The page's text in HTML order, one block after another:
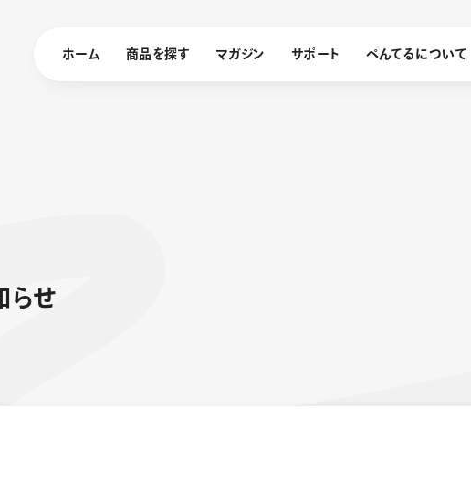
ホーム 商品を探す マガジン サポート ぺんてるについて
エナージェル
シャープペン
消し具
らせ